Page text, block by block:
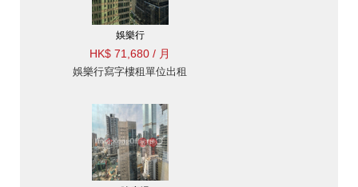
娛樂行
HK$ 71,680 / 月
娛樂行寫字樓租單位出租